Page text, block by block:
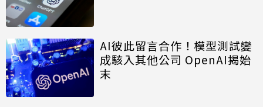
AI彼此留言合作！模型測試變
成駭入其他公司 OpenAI揭始
末